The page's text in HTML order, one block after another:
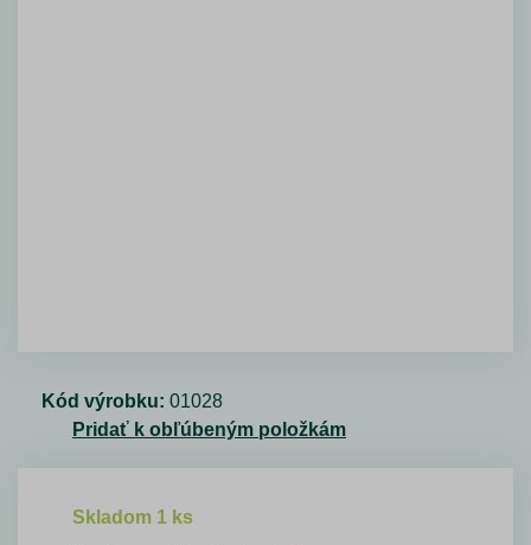
Kód výrobku: 01028
Pridať k obľúbeným položkám
Skladom 1 ks